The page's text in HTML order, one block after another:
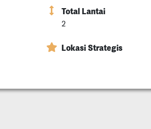
Total Lantai
2
Lokasi Strategis